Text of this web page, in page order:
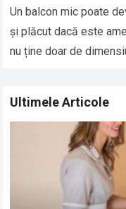
Un balcon mic poate
și plăcut dacă este
nu ține doar de
Ultimele Articole